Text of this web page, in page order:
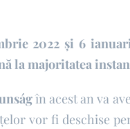
2022 și 6
la majoritatea
în acest an va
vor fi deschise